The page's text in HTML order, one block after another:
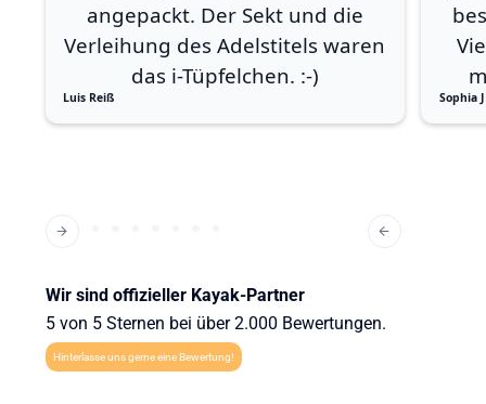
angepackt. Der Sekt und die
Verleihung des Adelstitels waren
das i-Tüpfelchen. :-)
Luis Reiß Sophia J
Wir sind offizieller Kayak-Partner
5 von 5 Sternen bei über 2.000 Bewertungen.
Hinterlasse uns gerne eine Bewertung!